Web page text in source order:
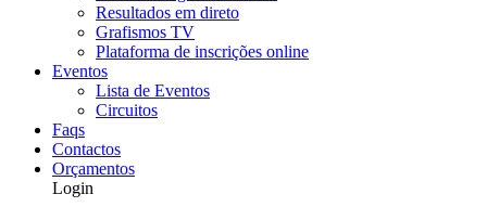
Resultados em direto
Grafismos TV
Plataforma de inscrições online
Eventos
Lista de Eventos
Circuitos
Faqs
Contactos
Orçamentos
Login